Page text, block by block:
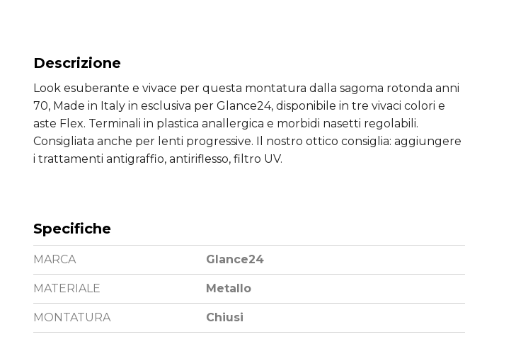
Descrizione
Look esuberante e vivace per questa montatura dalla sagoma rotonda anni
70, Made in Italy in esclusiva per Glance24, disponibile in tre vivaci colori e
aste Flex. Terminali in plastica anallergica e morbidi nasetti regolabili.
Consigliata anche per lenti progressive. Il nostro ottico consiglia: aggiungere
i trattamenti antigraffio, antiriflesso, filtro UV.
Specifiche
MARCA Glance24
MATERIALE Metallo
MONTATURA Chiusi